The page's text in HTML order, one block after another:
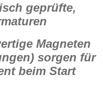
geprüfte,
Magneten
sorgen für
beim Start